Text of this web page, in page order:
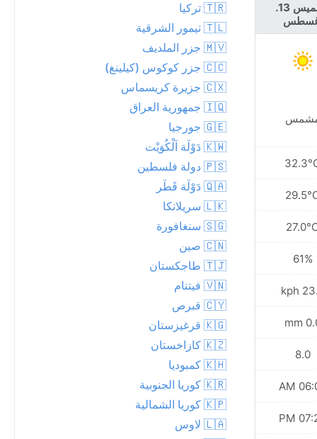
الخميس 13.
61%
23.0
0.0
8.0
07:27
الجمعة 14.
أغسطس
مشمس
30.4°C
28.2°C
26.1°C
70%
18.7 kph
0.0 mm
8.0
06:06 AM
07:26 PM
🇹🇷 تركيا
🇹🇱 تيمور الشرقية
🇲🇻 جزر الملديف
🇨🇨 جزر كوكوس (كيلينغ)
🇨🇽 جزيرة كريسماس
🇮🇶 جمهورية العراق
🇬🇪 جورجيا
🇰🇼 دَوْلَة اَلْكُوَيْت
🇵🇸 دولة فلسطين
🇶🇦 دَوْلَة قَطَر
🇱🇰 سريلانكا
🇸🇬 سنغافورة
🇨🇳 صين
🇹🇯 طاجكستان
🇻🇳 فيتنام
🇨🇾 قبرص
🇰🇬 قرغيزستان
🇰🇿 كازاخستان
🇰🇭 كمبوديا
🇰🇷 كوريا الجنوبية
🇰🇵 كوريا الشمالية
🇱🇦 لاوس